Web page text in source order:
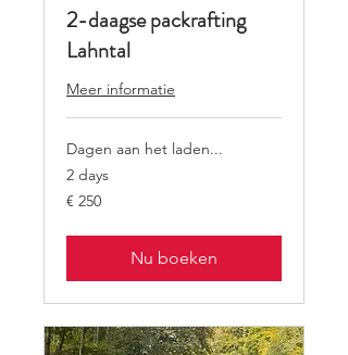
2-daagse packrafting
Lahntal
Meer informatie
Dagen aan het laden...
2 days
250
euro
€ 250
Nu boeken